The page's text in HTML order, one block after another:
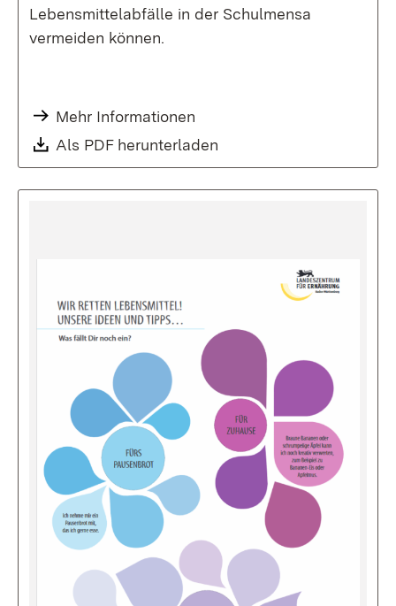
Lebensmittelabfälle in der Schulmensa
vermeiden können.
Mehr Informationen
Als PDF herunterladen